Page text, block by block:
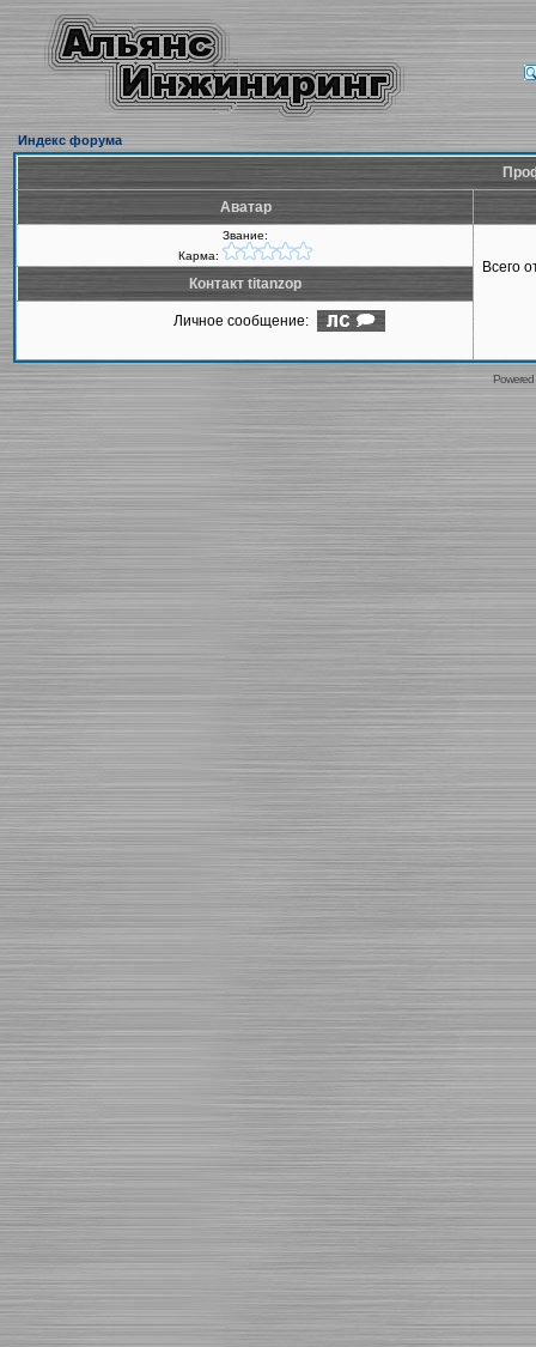
Индекс форума
Аватар
Звание:
Карма:
Всего
Контакт titanzop
Личное сообщение: